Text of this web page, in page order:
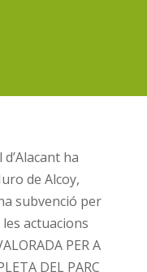
ha
de Alcoy,
subvenció per
actuacions
PER A
DEL PARC